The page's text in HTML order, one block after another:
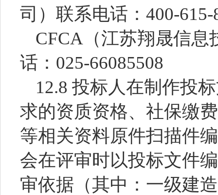
司）联系电话：400-615-
CFCA（江苏翔晟信
话：025-66085508
12.8 投标人在制作投
求的资质资格、社保缴
等相关资料原件扫描件
会在评审时以投标文件
审依据（其中：一级建